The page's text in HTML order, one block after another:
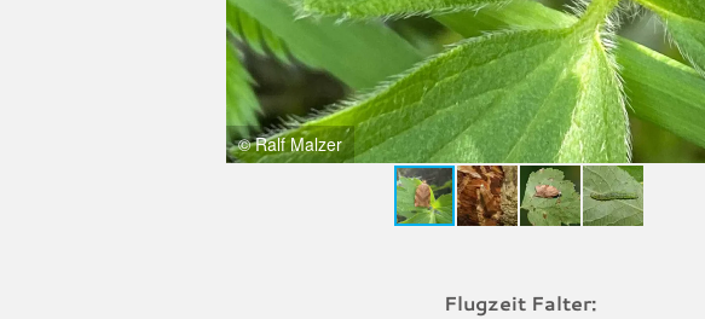
© Ralf Malzer
Flugzeit Falter: